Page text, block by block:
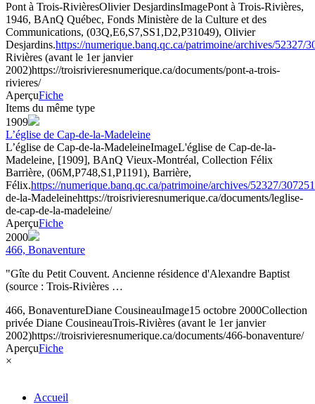
Pont à Trois-RivièresOlivier DesjardinsImagePont à Trois-Rivières,
1946, BAnQ Québec, Fonds Ministère de la Culture et des
Communications, (03Q,E6,S7,SS1,D2,P31049), Olivier
Desjardins.https://numerique.banq.qc.ca/patrimoine/archives/52327/
Rivières (avant le 1er janvier
2002)https://troisrivieresnumerique.ca/documents/pont-a-trois-
rivieres/
AperçuFiche
Items du même type
1909
L’église de Cap-de-la-Madeleine
L’église de Cap-de-la-MadeleineImageL'église de Cap-de-la-
Madeleine, [1909], BAnQ Vieux-Montréal, Collection Félix
Barrière, (06M,P748,S1,P1191), Barrière,
Félix.https://numerique.banq.qc.ca/patrimoine/archives/52327/
de-la-Madeleinehttps://troisrivieresnumerique.ca/documents/leglise-
de-cap-de-la-madeleine/
AperçuFiche
2000
466, Bonaventure
"Gîte du Petit Couvent. Ancienne résidence d'Alexandre Baptist
(source : Trois-Rivières …
466, BonaventureDiane CousineauImage15 octobre 2000Collection
privée Diane CousineauTrois-Rivières (avant le 1er janvier
2002)https://troisrivieresnumerique.ca/documents/466-bonaventure/
AperçuFiche
×
Accueil